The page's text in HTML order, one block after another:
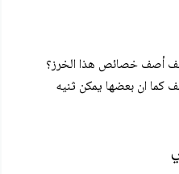
أصف خصائص هذا الخرز؟
ان بعضها يمكن ثنيه